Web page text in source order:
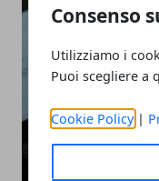
Consenso
Utilizziamo i
Puoi scegliere a
Cookie Policy|